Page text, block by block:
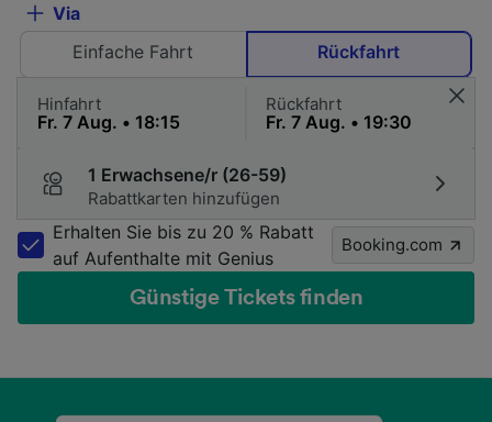
Via
Einfache Fahrt
Rückfahrt
Hinfahrt Rückfahrt
1 Erwachsene/r (26-59)
Rabattkarten hinzufügen
Erhalten Sie bis zu 20 % Rabatt
auf Aufenthalte mit Genius
Booking.com
Günstige Tickets finden